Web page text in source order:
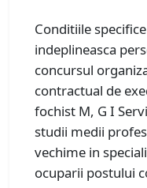
Conditiile
indeplineasca
concursul
contractual de
fochist M, G I
studii medii
vechime in
ocuparii postului